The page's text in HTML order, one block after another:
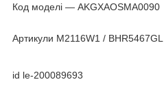
Код моделі — AKGXAOSMA0090
Артикули M2116W1 / BHR5467GL
id le-200089693